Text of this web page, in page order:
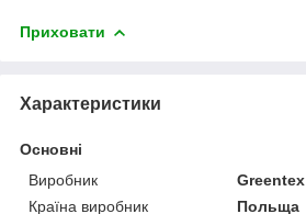
Приховати
Характеристики
Основні
Виробник
Greentex
Країна виробник
Польща